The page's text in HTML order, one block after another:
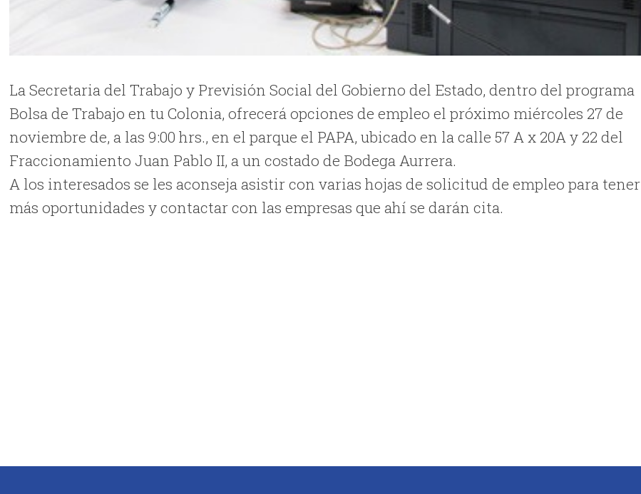
La Secretaria del Trabajo y Previsión Social del Gobierno del Estado, dentro del programa
Bolsa de Trabajo en tu Colonia, ofrecerá opciones de empleo el próximo miércoles 27 de
noviembre de, a las 9:00 hrs., en el parque el PAPA, ubicado en la calle 57 A x 20A y 22 del
Fraccionamiento Juan Pablo II, a un costado de Bodega Aurrera.
A los interesados se les aconseja asistir con varias hojas de solicitud de empleo para tener
más oportunidades y contactar con las empresas que ahí se darán cita.